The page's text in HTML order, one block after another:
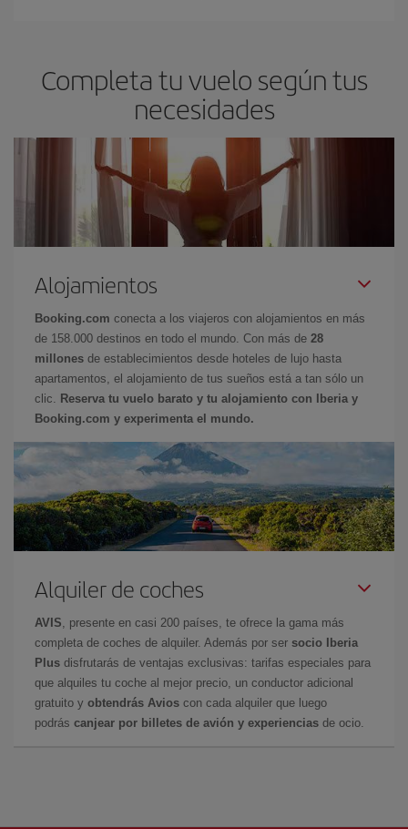
Completa tu vuelo según tus
necesidades
Alojamientos
Booking.com conecta a los viajeros con alojamientos en más
de 158.000 destinos en todo el mundo. Con más de 28
millones de establecimientos desde hoteles de lujo hasta
apartamentos, el alojamiento de tus sueños está a tan sólo un
clic.
Reserva tu vuelo barato y tu alojamiento con Iberia y
Booking.com y experimenta el mundo.
Alquiler de coches
AVIS , presente en casi 200 países, te ofrece la gama más
completa de coches de alquiler. Además por ser socio Iberia
Plus disfrutarás de ventajas exclusivas: tarifas especiales para
que alquiles tu coche al mejor precio, un conductor adicional
gratuito y obtendrás Avios con cada alquiler que luego
podrás canjear por billetes de avión y experiencias de ocio.